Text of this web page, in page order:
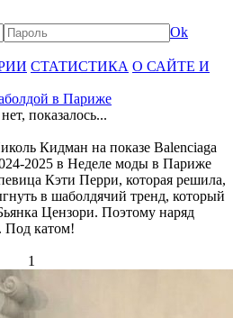
Ok
СТАТИСТИКА О САЙТЕ И
в Париже
показалось...
Кидман на показе Balenciaga
2025 в Неделе моды в Париже
Кэти Перри, которая решила,
в шаболдячий тренд, который
Цензори. Поэтому наряд
Под катом!
1